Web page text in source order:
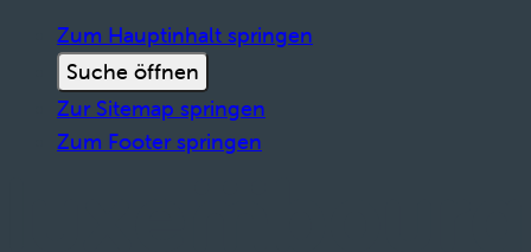
Zum Hauptinhalt springen
Suche öffnen
Zur Sitemap springen
Zum Footer springen